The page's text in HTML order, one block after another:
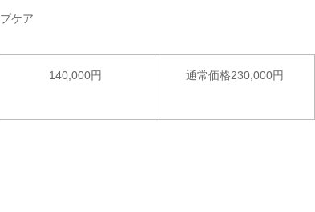
ケア
140,000円 通常価格230,000円